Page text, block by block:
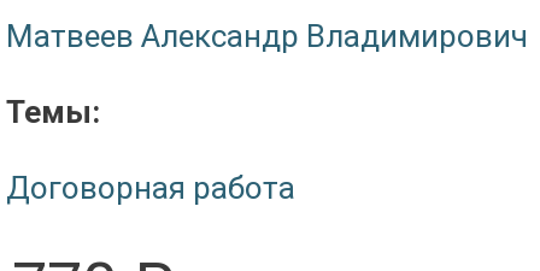
Матвеев Александр Владимирович
Темы:
Договорная работа